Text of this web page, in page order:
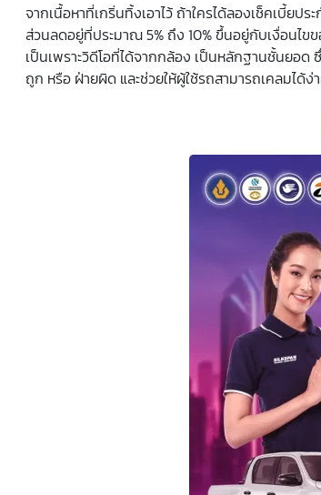
จากเนื้อหาที่เกริ่นทิ้งเอาไว้ ถ้าใครได้ลองเช็คเบี้ยป
ส่วนลดอยู่ที่ประมาณ 5% ถึง 10% ขึ้นอยู่กับเงื่อนไ
เป็นเพราะวิดีโอที่ได้จากกล้อง เป็นหลักฐานชั้นยอ
ถูก หรือ ฝ่ายผิด และช่วยให้ผู้ใช้รถสามารถเคลมได้